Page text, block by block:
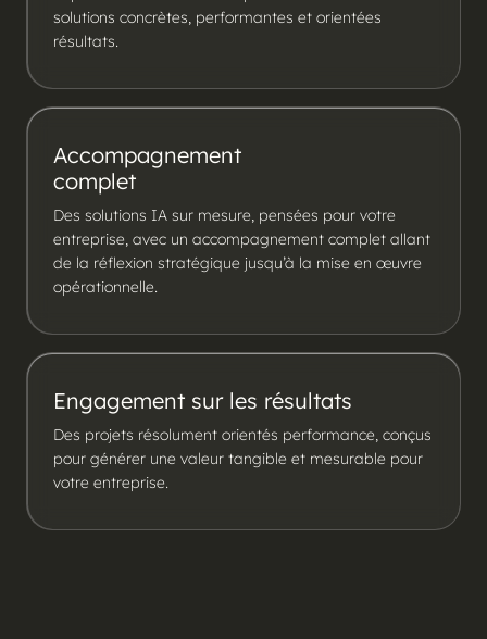
solutions concrètes, performantes et orientées
résultats.
Accompagnement
complet
Des solutions IA sur mesure, pensées pour votre
entreprise, avec un accompagnement complet allant
de la réflexion stratégique jusqu’à la mise en œuvre
opérationnelle.
Engagement sur les résultats
Des projets résolument orientés performance, conçus
pour générer une valeur tangible et mesurable pour
votre entreprise.